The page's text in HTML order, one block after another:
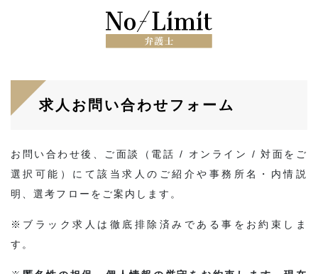
求人お問い合わせフォーム
お問い合わせ後、ご面談（電話 / オンライン / 対面をご
選択可能）にて該当求人のご紹介や事務所名・内情説
明、選考フローをご案内します。
※ブラック求人は徹底排除済みである事をお約束しま
す。